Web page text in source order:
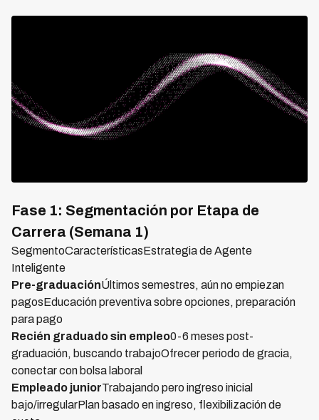
Fase 1: Segmentación por Etapa de
Carrera (Semana 1)
SegmentoCaracterísticasEstrategia de Agente
Inteligente
Pre-graduaciónÚltimos semestres, aún no empiezan
pagosEducación preventiva sobre opciones, preparación
para pago
Recién graduado sin empleo0-6 meses post-
graduación, buscando trabajoOfrecer periodo de gracia,
conectar con bolsa laboral
Empleado juniorTrabajando pero ingreso inicial
bajo/irregularPlan basado en ingreso, flexibilización de